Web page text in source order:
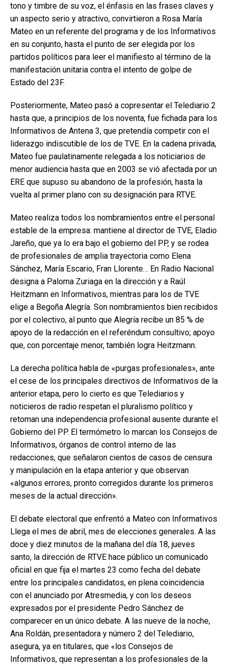
tono y timbre de su voz, el énfasis en las frases claves y
un aspecto serio y atractivo, convirtieron a Rosa María
Mateo en un referente del programa y de los Informativos
en su conjunto, hasta el punto de ser elegida por los
partidos políticos para leer el manifiesto al término de la
manifestación unitaria contra el intento de golpe de
Estado del 23F.
Posteriormente, Mateo pasó a copresentar el Telediario 2
hasta que, a principios de los noventa, fue fichada para los
Informativos de Antena 3, que pretendía competir con el
liderazgo indiscutible de los de TVE. En la cadena privada,
Mateo fue paulatinamente relegada a los noticiarios de
menor audiencia hasta que en 2003 se vió afectada por un
ERE que supuso su abandono de la profesión, hasta la
vuelta al primer plano con su designación para RTVE.
Mateo realiza todos los nombramientos entre el personal
estable de la empresa: mantiene al director de TVE, Eladio
Jareño, que ya lo era bajo el gobierno del PP, y se rodea
de profesionales de amplia trayectoria como Elena
Sánchez, María Escario, Fran Llorente… En Radio Nacional
designa a Paloma Zuriaga en la dirección y a Raúl
Heitzmann en Informativos, mientras para los de TVE
elige a Begoña Alegría. Son nombramientos bien recibidos
por el colectivo, al punto que Alegría recibe un 85 % de
apoyo de la redacción en el referéndum consultivo; apoyo
que, con porcentaje menor, también logra Heitzmann.
La derecha política habla de «purgas profesionales», ante
el cese de los principales directivos de Informativos de la
anterior etapa, pero lo cierto es que Telediarios y
noticieros de radio respetan el pluralismo político y
retoman una independencia profesional ausente durante el
Gobierno del PP. El termómetro lo marcan los Consejos de
Informativos, órganos de control interno de las
redacciones, que señalaron cientos de casos de censura
y manipulación en la etapa anterior y que observan
«algunos errores, pronto corregidos durante los primeros
meses de la actual dirección».
El debate electoral que enfrentó a Mateo con Informativos
Llega el mes de abril, mes de elecciones generales. A las
doce y diez minutos de la mañana del día 18, jueves
santo, la dirección de RTVE hace público un comunicado
oficial en que fija el martes 23 como fecha del debate
entre los principales candidatos, en plena coincidencia
con el anunciado por Atresmedia, y con los deseos
expresados por el presidente Pedro Sánchez de
comparecer en un único debate. A las nueve de la noche,
Ana Roldán, presentadora y número 2 del Telediario,
asegura, ya en titulares, que «los Consejos de
Informativos, que representan a los profesionales de la